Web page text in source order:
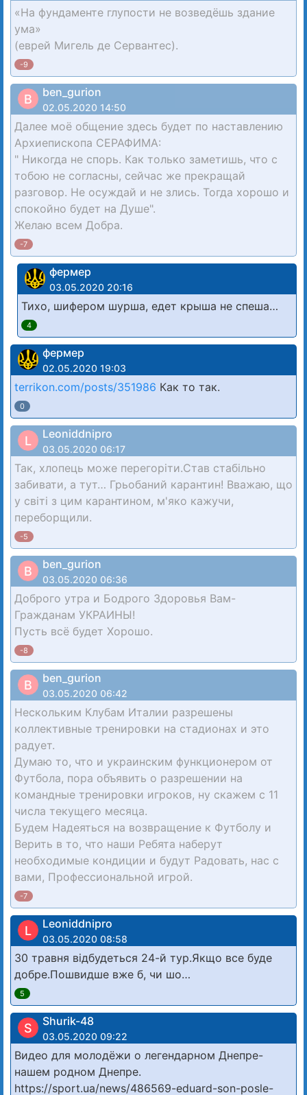
«На фундаменте глупости не возведёшь здание
ума»
(еврей Мигель де Сервантес).
-9
B ben_gurion
02.05.2020 14:50
Далее моё общение здесь будет по наставлению
Архиепископа СЕРАФИМА:
" Никогда не спорь. Как только заметишь, что с
тобою не согласны, сейчас же прекращай
разговор. Не осуждай и не злись. Тогда хорошо и
спокойно будет на Душе".
Желаю всем Добра.
-7
фермер
03.05.2020 20:16
Тихо, шифером шурша, едет крыша не спеша…
4
фермер
02.05.2020 19:03
terrikon.com/posts/351986 Как то так.
0
L Leoniddnipro
03.05.2020 06:17
Так, хлопець може перегоріти.Став стабільно
забивати, а тут… Грьобаний карантин! Вважаю, що
у світі з цим карантином, м'яко кажучи,
переборщили.
-5
B ben_gurion
03.05.2020 06:36
Доброго утра и Бодрого Здоровья Вам-
Гражданам УКРАИНЫ!
Пусть всё будет Хорошо.
-8
B ben_gurion
03.05.2020 06:42
Нескольким Клубам Италии разрешены
коллективные тренировки на стадионах и это
радует.
Думаю то, что и украинским функционером от
Футбола, пора объявить о разрешении на
командные тренировки игроков, ну скажем с 11
числа текущего месяца.
Будем Надеяться на возвращение к Футболу и
Верить в то, что наши Ребята наберут
необходимые кондиции и будут Радовать, нас с
вами, Профессиональной игрой.
-7
L Leoniddnipro
03.05.2020 08:58
30 травня відбудеться 24-й тур.Якщо все буде
добре.Пошвидше вже б, чи шо…
5
S Shurik-48
03.05.2020 09:22
Видео для молодёжи о легендарном Днепре-
нашем родном Днепре.
https://sport.ua/news/486569-eduard-son-posle-